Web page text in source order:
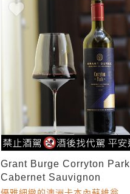
Grant Burge Corryton Park
Cabernet Sauvignon